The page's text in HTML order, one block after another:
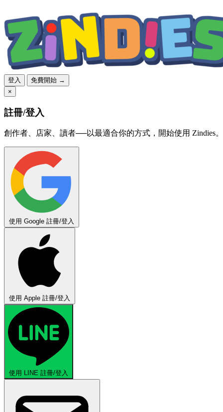
登入
免費開始 →
×
註冊/登入
創作者、店家、讀者──以最適合你的方式，開始使用 Zindies。
使用 Google 註冊/登入
使用 Apple 註冊/登入
使用 LINE 註冊/登入